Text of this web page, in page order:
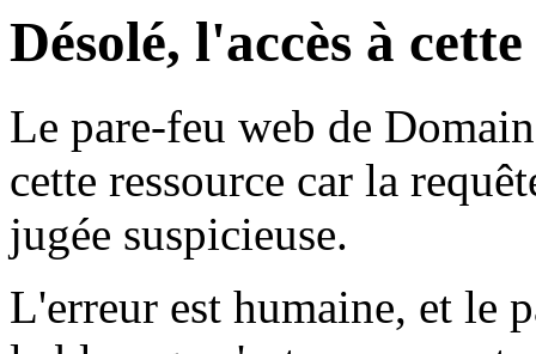
Désolé, l'accès à
Le pare-feu web de
cette ressource car la
jugée suspicieuse.
L'erreur est humaine, et le